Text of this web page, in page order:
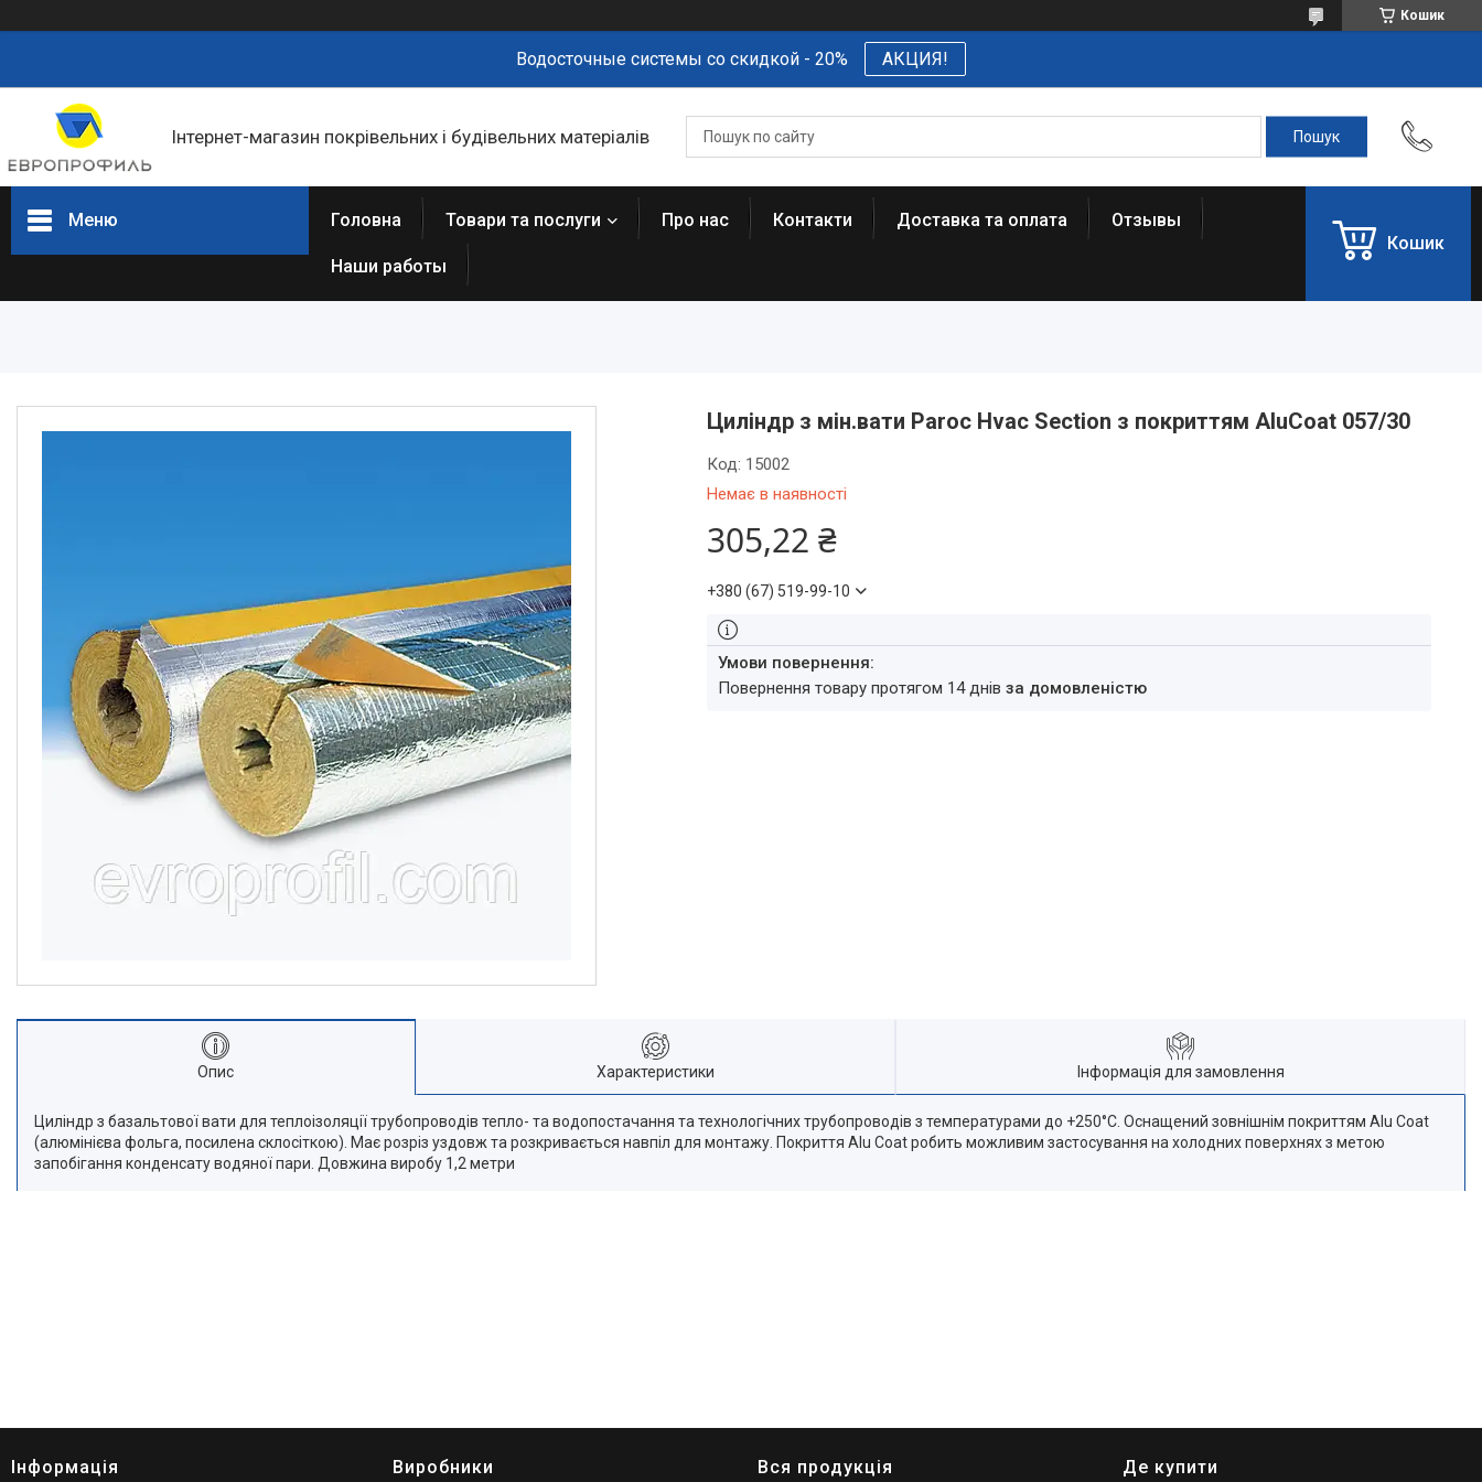
Кошик
Водосточные системы со скидкой - 20% АКЦИЯ!
Інтернет-магазин покрівельних і будівельних матеріалів
Меню
Фотогалерея
Головна Товари та послуги Про нас Контакти Доставка та оплата Отзывы
Наши работы
Кошик
Циліндр з мін.вати Paroc Hvac Section з покриттям AluCoat 057/30
Немає в наявності
Код: 15002
305,22 ₴
+380 (67) 519-99-10
повернення товару протягом 14 днівза домовленістю
Опис Характеристики Інформація для замовлення
Циліндр з базальтової вати для теплоізоляції трубопроводів тепло- та водопостачання та технологічних трубопроводів з температурами до +250°С. Оснащений зовнішнім покриттям Alu Coat
(алюмінієва фольга, посилена склосіткою). Має розріз уздовж та розкривається навпіл для монтажу. Покриття Alu Coat робить можливим застосування на холодних поверхнях з метою
запобігання конденсату водяної пари. Довжина виробу 1,2 метри
Інформація Виробники Вся продукція Де купити